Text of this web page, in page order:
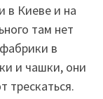
в Киеве и на
там нет
в
и чашки, они
трескаться.